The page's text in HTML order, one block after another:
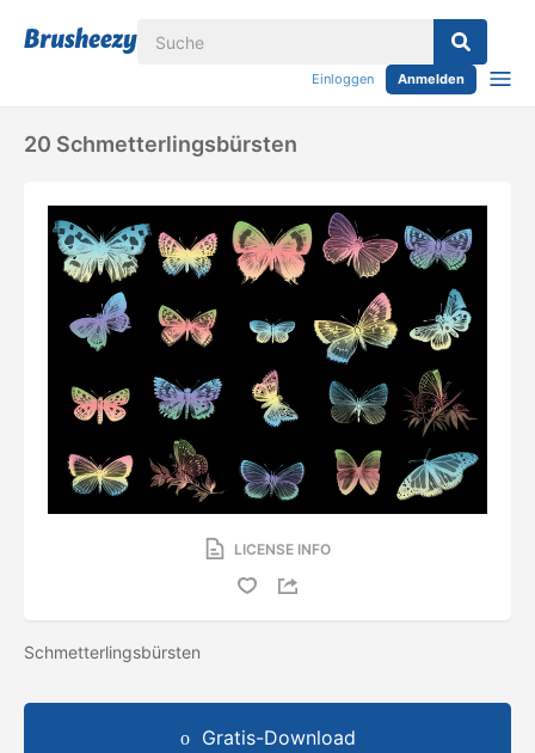
Einloggen Anmelden
20 Schmetterlingsbürsten
LICENSE INFO
Schmetterlingsbürsten
Gratis-Download